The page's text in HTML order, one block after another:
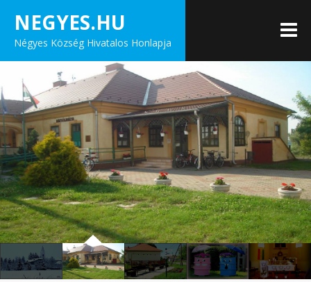
content
NEGYES.HU
Négyes Község Hivatalos Honlapja